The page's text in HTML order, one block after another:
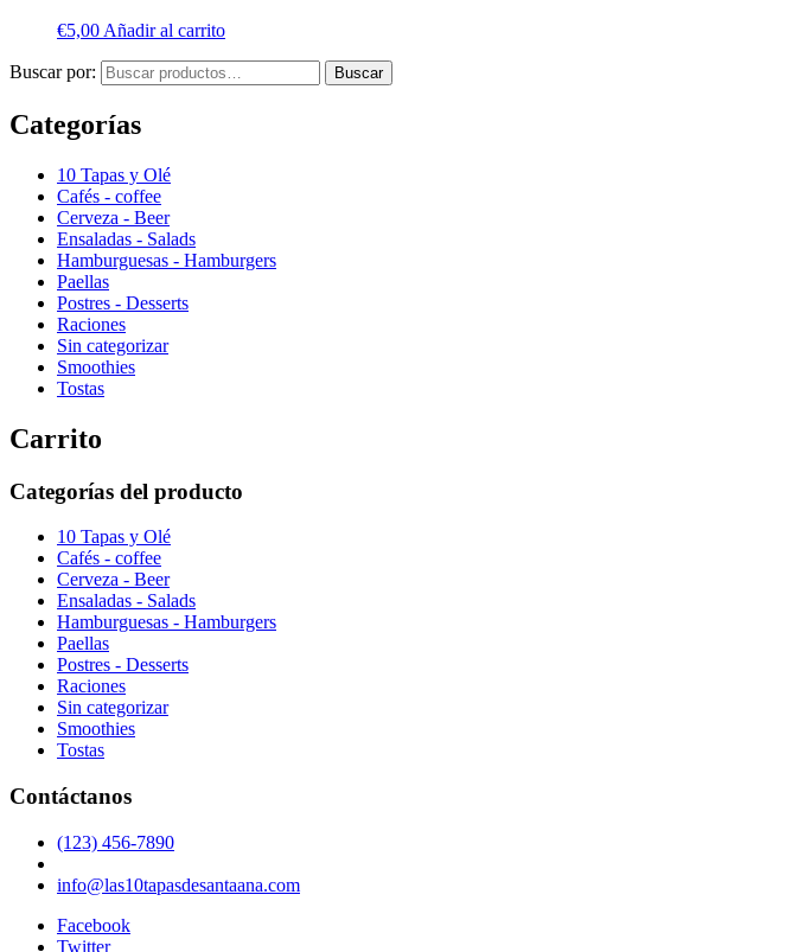
€5,00 Añadir al carrito
Buscar por: Buscar
Categorías
10 Tapas y Olé
Cafés - coffee
Cerveza - Beer
Ensaladas - Salads
Hamburguesas - Hamburgers
Paellas
Postres - Desserts
Raciones
Sin categorizar
Smoothies
Tostas
Carrito
Categorías del producto
10 Tapas y Olé
Cafés - coffee
Cerveza - Beer
Ensaladas - Salads
Hamburguesas - Hamburgers
Paellas
Postres - Desserts
Raciones
Sin categorizar
Smoothies
Tostas
Contáctanos
(123) 456-7890
info@las10tapasdesantaana.com
Facebook
Twitter